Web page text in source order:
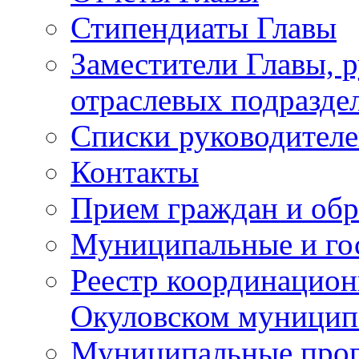
Стипендиаты Главы
Заместители Главы,
отраслевых
Списки
Контакты
Прием граждан и
Муниципальные и
Реестр
Окуловском